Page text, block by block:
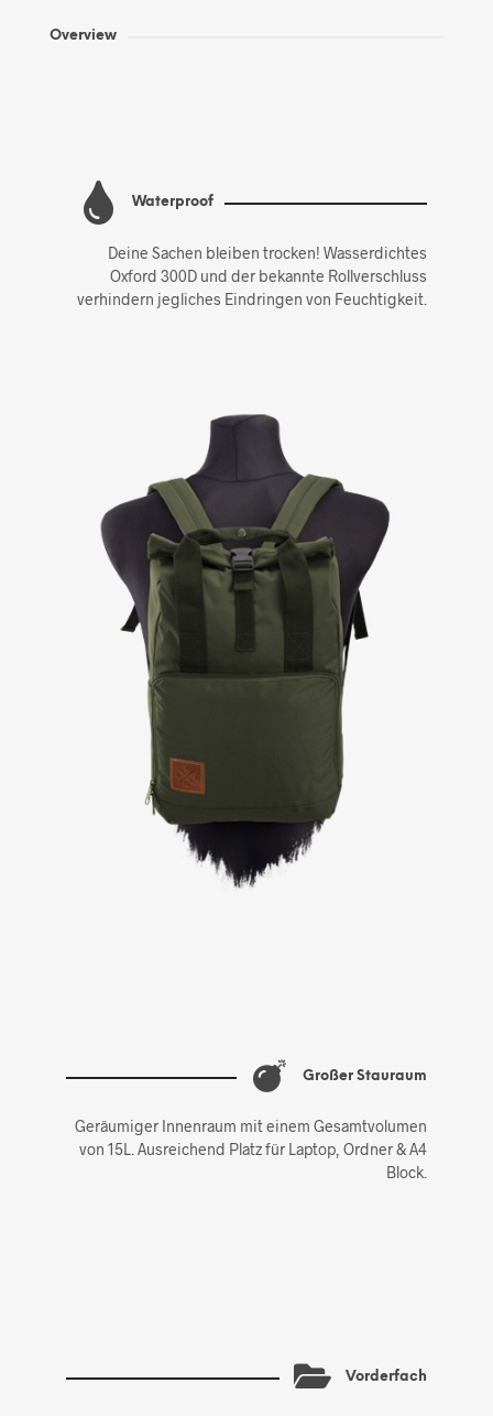
Overview
Waterproof
Deine Sachen bleiben trocken! Wasserdichtes
Oxford 300D und der bekannte Rollverschluss
verhindern jegliches Eindringen von Feuchtigkeit.
Großer Stauraum
Geräumiger Innenraum mit einem Gesamtvolumen
von 15L. Ausreichend Platz für Laptop, Ordner & A4
Block.
Vorderfach